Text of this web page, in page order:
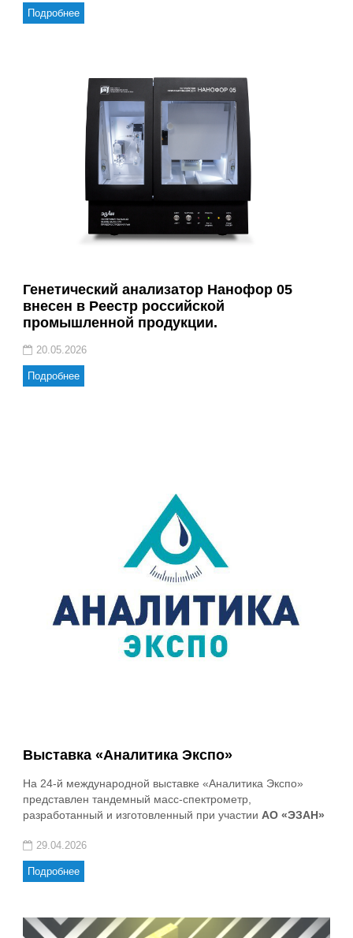
Подробнее
Генетический анализатор Нанофор 05
внесен в Реестр российской
промышленной продукции.
20.05.2026
Подробнее
Выставка «Аналитика Экспо»
На 24-й международной выставке «Аналитика Экспо»
представлен тандемный масс-спектрометр,
разработанный и изготовленный при участии АО «ЭЗАН»
29.04.2026
Подробнее